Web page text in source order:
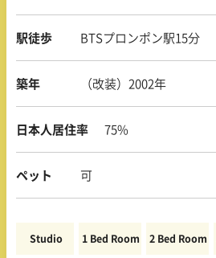
駅徒歩 BTSプロンポン駅15分
築年 （改装）2002年
日本人居住率 75%
ペット 可
Studio 1 Bed Room 2 Bed Room